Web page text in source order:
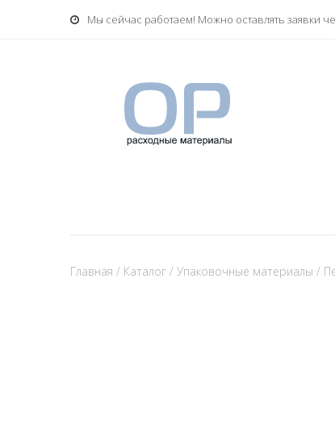
Мы сейчас работаем! Можно оставлять заявки
Главная / Каталог / Упаковочные материалы /